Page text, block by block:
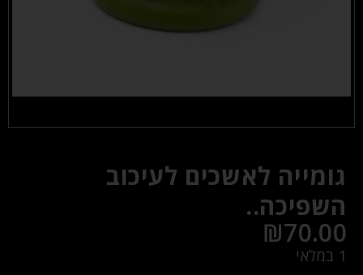
גומייה לאשכים לעיכוב
השפיכה..
₪70.00
1 במלאי